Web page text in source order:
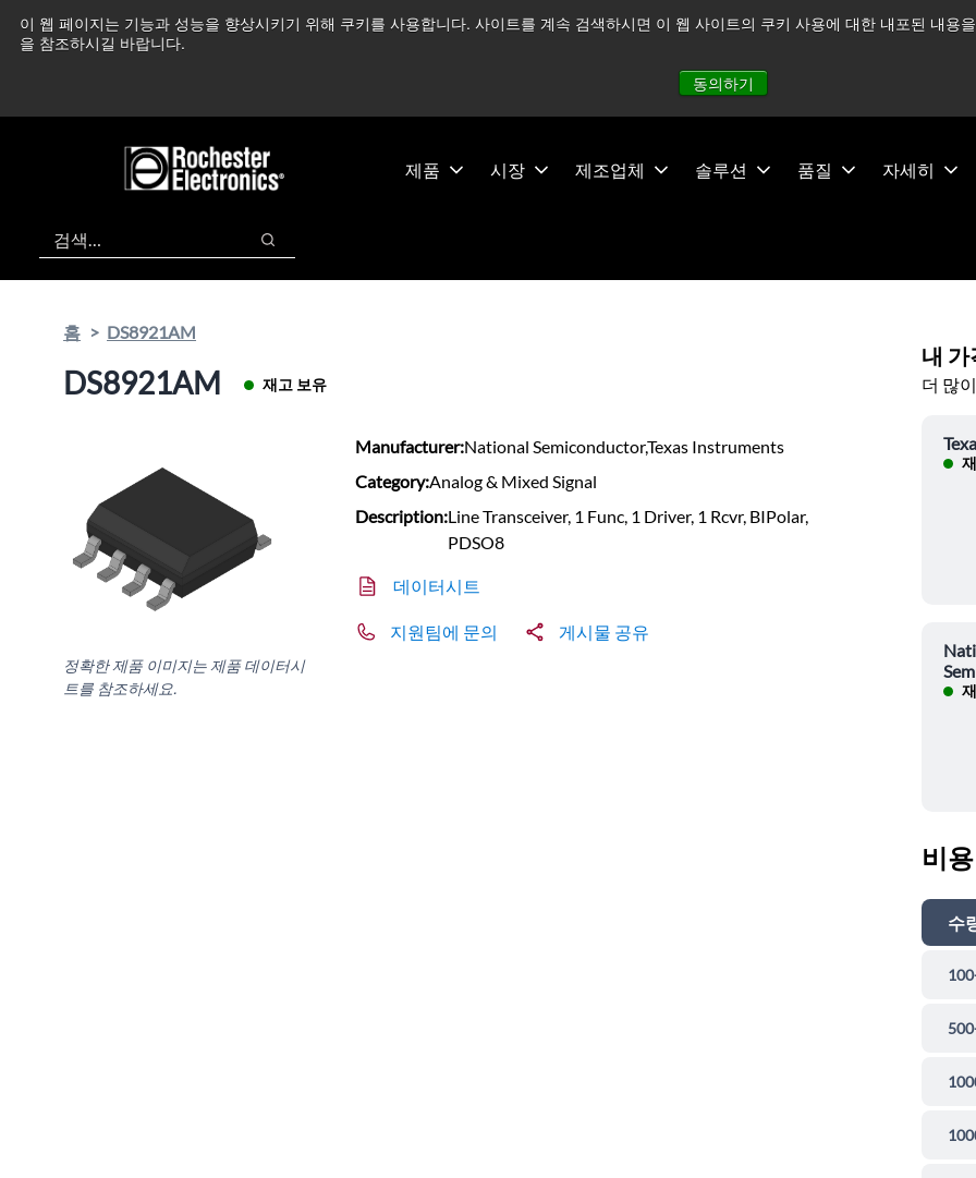
이 웹 페이지는 기능과 성능을 향상시키기 위해 쿠키를 사용합니다. 사이트를 계속 검색하시면 이 웹 사이트의 쿠키 사용에 대한 내포된 내
을 참조하시길 바랍니다.
동의하기
츠
건
중동 지역 상황을 지속적으로 주시하고 있으며, 모든 서비스는 정상적으로 운영되고 있
제품 시장 제조업체 솔루션 품질 자세히
검색
검색
홈 DS8921AM
DS8921AM 재고 보유
정확한 제품 이미지는 제품 데이터시
트를 참조하세요.
Manufacturer:National Semiconductor,Texas Instruments
Category:Analog & Mixed Signal
Description:Line Transceiver, 1 Func, 1 Driver, 1 Rcvr, BIPolar,
PDSO8
데이터시트
지원팀에 문의 게시물 공유
내 가
더 많
비용
수